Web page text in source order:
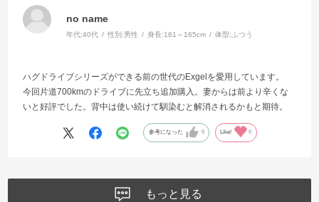
no name
年代:40代 性別:男性 身長:161～165cm 体型:ふつう
ハグドライブシリーズができる前の世代のExgelを愛用しています。
今回片道700kmのドライブに先立ち追加購入。妻からは前より辛くな
いと好評でした。背中は使い続けて馴染むと解消されるかもと期待。
参考になった 0 Like! 0
もっと見る